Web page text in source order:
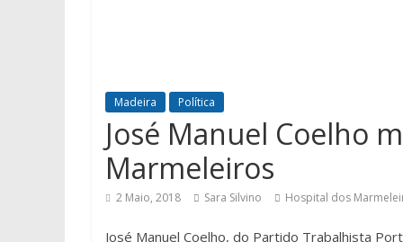
Madeira Política
José Manuel Coelho
Marmeleiros
2 Maio, 2018 Sara Silvino Hospital dos
José Manuel Coelho, do Partido Trabalhista